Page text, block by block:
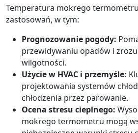
Temperatura mokrego
zastosowań, w tym:
Prognozowanie pogody:
przewidywaniu opadów i
wilgotności.
Użycie w HVAC i przemyśle:
projektowania systemów
chłodzenia przez parowanie.
Ocena stresu cieplnego:
mokrego termometru mogą